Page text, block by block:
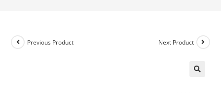
Previous Product Next Product